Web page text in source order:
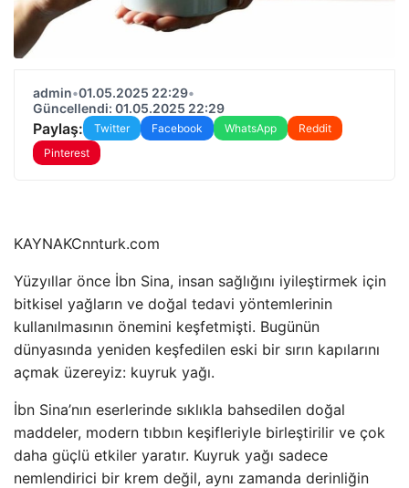
admin•01.05.2025 22:29•
Güncellendi: 01.05.2025 22:29
Paylaş: Twitter Facebook WhatsApp
Reddit
Pinterest
KAYNAKCnnturk.com
Yüzyıllar önce İbn Sina, insan sağlığını iyileştirmek için
bitkisel yağların ve doğal tedavi yöntemlerinin
kullanılmasının önemini keşfetmişti. Bugünün
dünyasında yeniden keşfedilen eski bir sırın kapılarını
açmak üzereyiz: kuyruk yağı.
İbn Sina’nın eserlerinde sıklıkla bahsedilen doğal
maddeler, modern tıbbın keşifleriyle birleştirilir ve çok
daha güçlü etkiler yaratır. Kuyruk yağı sadece
nemlendirici bir krem ​​değil, aynı zamanda derinliğin